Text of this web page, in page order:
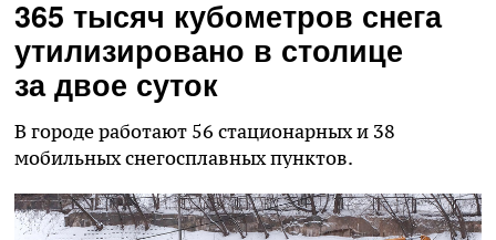
365 тысяч кубометров снега
утилизировано в столице
за двое суток
В городе работают 56 стационарных и 38
мобильных снегосплавных пунктов.